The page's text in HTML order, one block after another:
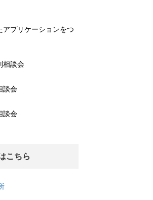
プリケーションをつ
相談会
談会
談会
こちら